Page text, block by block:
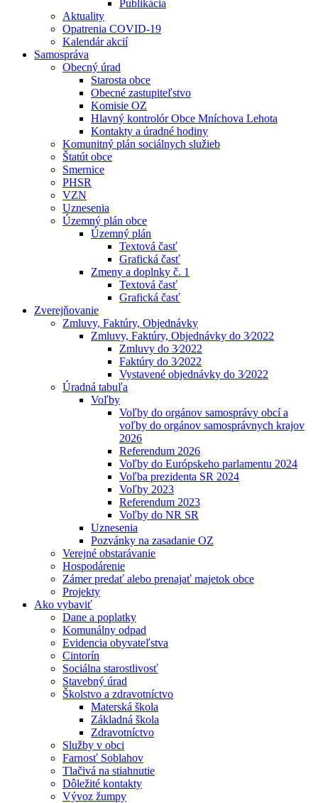
Publikácia
Aktuality
Opatrenia COVID-19
Kalendár akcií
Samospráva
Obecný úrad
Starosta obce
Obecné zastupiteľstvo
Komisie OZ
Hlavný kontrolór Obce Mníchova Lehota
Kontakty a úradné hodiny
Komunitný plán sociálnych služieb
Štatút obce
Smernice
PHSR
VZN
Uznesenia
Územný plán obce
Územný plán
Textová časť
Grafická časť
Zmeny a doplnky č. 1
Textová časť
Grafická časť
Zverejňovanie
Zmluvy, Faktúry, Objednávky
Zmluvy, Faktúry, Objednávky do 3⁄2022
Zmluvy do 3⁄2022
Faktúry do 3⁄2022
Vystavené objednávky do 3⁄2022
Úradná tabuľa
Voľby
Voľby do orgánov samosprávy obcí a
voľby do orgánov samosprávnych krajov
2026
Referendum 2026
Voľby do Európskeho parlamentu 2024
Voľba prezidenta SR 2024
Voľby 2023
Referendum 2023
Voľby do NR SR
Uznesenia
Pozvánky na zasadanie OZ
Verejné obstarávanie
Hospodárenie
Zámer predať alebo prenajať majetok obce
Projekty
Ako vybaviť
Dane a poplatky
Komunálny odpad
Evidencia obyvateľstva
Cintorín
Sociálna starostlivosť
Stavebný úrad
Školstvo a zdravotníctvo
Materská škola
Základná škola
Zdravotníctvo
Služby v obci
Farnosť Soblahov
Tlačivá na stiahnutie
Dôležité kontakty
Vývoz žumpy